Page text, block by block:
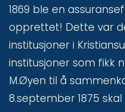
1869 ble en
opprettet! Dette var
institusjoner i
institusjoner som fikk
M.Øyen til å
8.september 1875